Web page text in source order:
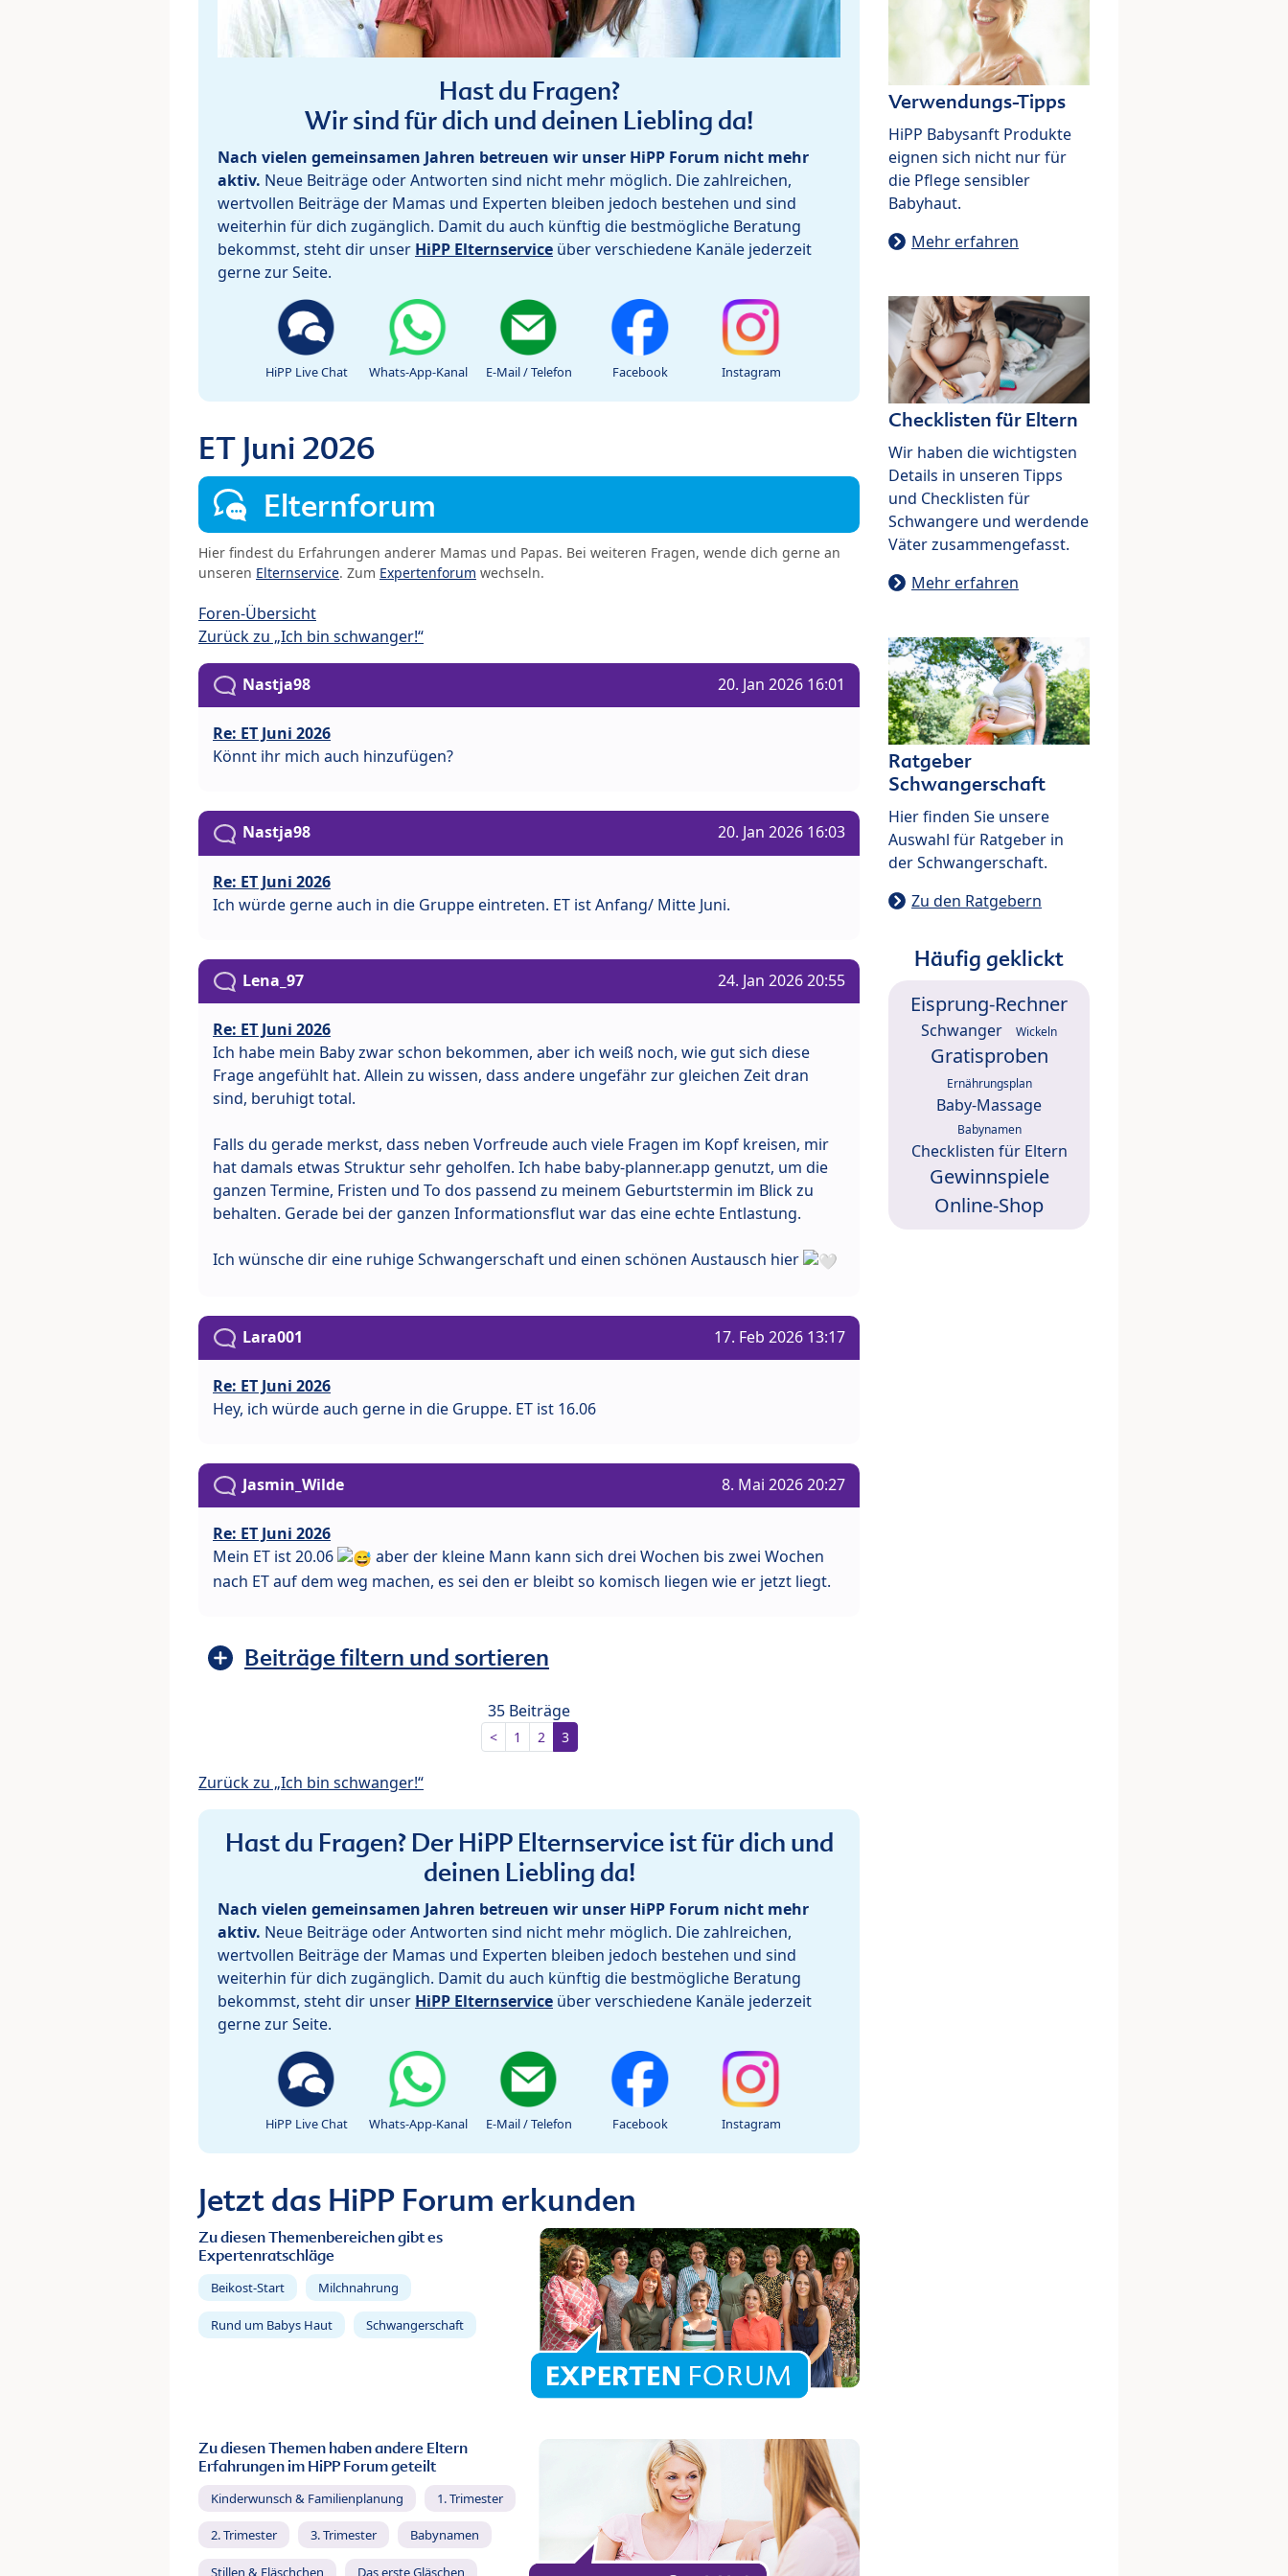
Hast du Fragen?
Wir sind für dich und deinen Liebling da!
Nach vielen gemeinsamen Jahren betreuen wir unser HiPP Forum nicht mehr
aktiv. Neue Beiträge oder Antworten sind nicht mehr möglich. Die zahlreichen,
wertvollen Beiträge der Mamas und Experten bleiben jedoch bestehen und sind
weiterhin für dich zugänglich. Damit du auch künftig die bestmögliche Beratung
bekommst, steht dir unser HiPP Elternservice über verschiedene Kanäle jederzeit
gerne zur Seite.
HiPP Live Chat Whats-App-Kanal E-Mail / Telefon Facebook Instagram
ET Juni 2026
Elternforum
Hier findest du Erfahrungen anderer Mamas und Papas. Bei weiteren Fragen, wende dich gerne an
unseren Elternservice. Zum Expertenforum wechseln.
Foren-Übersicht
Zurück zu „Ich bin schwanger!“
Nastja98 20. Jan 2026 16:01
Re: ET Juni 2026
Könnt ihr mich auch hinzufügen?
Nastja98 20. Jan 2026 16:03
Re: ET Juni 2026
Ich würde gerne auch in die Gruppe eintreten. ET ist Anfang/ Mitte Juni.
Lena_97 24. Jan 2026 20:55
Re: ET Juni 2026
Ich habe mein Baby zwar schon bekommen, aber ich weiß noch, wie gut sich diese
Frage angefühlt hat. Allein zu wissen, dass andere ungefähr zur gleichen Zeit dran
sind, beruhigt total.
Falls du gerade merkst, dass neben Vorfreude auch viele Fragen im Kopf kreisen, mir
hat damals etwas Struktur sehr geholfen. Ich habe baby-planner.app genutzt, um die
ganzen Termine, Fristen und To dos passend zu meinem Geburtstermin im Blick zu
behalten. Gerade bei der ganzen Informationsflut war das eine echte Entlastung.
Ich wünsche dir eine ruhige Schwangerschaft und einen schönen Austausch hier
Lara001 17. Feb 2026 13:17
Re: ET Juni 2026
Hey, ich würde auch gerne in die Gruppe. ET ist 16.06
Jasmin_Wilde 8. Mai 2026 20:27
Re: ET Juni 2026
Mein ET ist 20.06
aber der kleine Mann kann sich drei Wochen bis zwei Wochen
nach ET auf dem weg machen, es sei den er bleibt so komisch liegen wie er jetzt liegt.
Beiträge filtern und sortieren
35 Beiträge
< 1 2 3
Zurück zu „Ich bin schwanger!“
Hast du Fragen? Der HiPP Elternservice ist für dich und
deinen Liebling da!
Nach vielen gemeinsamen Jahren betreuen wir unser HiPP Forum nicht mehr
aktiv. Neue Beiträge oder Antworten sind nicht mehr möglich. Die zahlreichen,
wertvollen Beiträge der Mamas und Experten bleiben jedoch bestehen und sind
weiterhin für dich zugänglich. Damit du auch künftig die bestmögliche Beratung
bekommst, steht dir unser HiPP Elternservice über verschiedene Kanäle jederzeit
gerne zur Seite.
HiPP Live Chat Whats-App-Kanal E-Mail / Telefon Facebook Instagram
Jetzt das HiPP Forum erkunden
Zu diesen Themenbereichen gibt es
Expertenratschläge
Beikost-Start Milchnahrung
Rund um Babys Haut Schwangerschaft
Zu diesen Themen haben andere Eltern
Erfahrungen im HiPP Forum geteilt
Kinderwunsch & Familienplanung 1. Trimester
2. Trimester 3. Trimester Babynamen
Stillen & Fläschchen Das erste Gläschen
Verwendungs-Tipps
HiPP Babysanft Produkte
eignen sich nicht nur für
die Pflege sensibler
Babyhaut.
Mehr erfahren
Checklisten für Eltern
Wir haben die wichtigsten
Details in unseren Tipps
und Checklisten für
Schwangere und werdende
Väter zusammengefasst.
Mehr erfahren
Ratgeber
Schwangerschaft
Hier finden Sie unsere
Auswahl für Ratgeber in
der Schwangerschaft.
Zu den Ratgebern
Häufig geklickt
Eisprung-Rechner
Schwanger Wickeln
Gratisproben
Ernährungsplan
Baby-Massage
Babynamen
Checklisten für Eltern
Gewinnspiele
Online-Shop